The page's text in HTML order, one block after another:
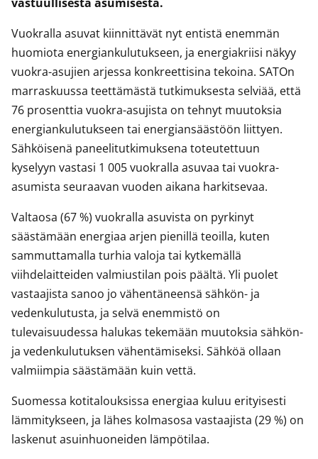
Vuokralla asuvat kiinnittävät nyt entistä enemmän
huomiota energiankulutukseen, ja energiakriisi näkyy
vuokra-asujien arjessa konkreettisina tekoina. SATOn
marraskuussa teettämästä tutkimuksesta selviää, että
76 prosenttia vuokra-asujista on tehnyt muutoksia
energiankulutukseen tai energiansäästöön liittyen.
Sähköisenä paneelitutkimuksena toteutettuun
kyselyyn vastasi 1 005 vuokralla asuvaa tai vuokra-
asumista seuraavan vuoden aikana harkitsevaa.
Valtaosa (67 %) vuokralla asuvista on pyrkinyt
säästämään energiaa arjen pienillä teoilla, kuten
sammuttamalla turhia valoja tai kytkemällä
viihdelaitteiden valmiustilan pois päältä. Yli puolet
vastaajista sanoo jo vähentäneensä sähkön- ja
vedenkulutusta, ja selvä enemmistö on
tulevaisuudessa halukas tekemään muutoksia sähkön-
ja vedenkulutuksen vähentämiseksi. Sähköä ollaan
valmiimpia säästämään kuin vettä.
Suomessa kotitalouksissa energiaa kuluu erityisesti
lämmitykseen, ja lähes kolmasosa vastaajista (29 %) on
laskenut asuinhuoneiden lämpötilaa.